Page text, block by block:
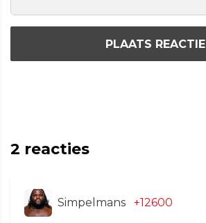
PLAATS REACTIE
2 reacties
Simpelmans +12600